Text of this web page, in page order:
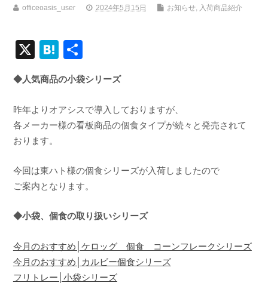
officeoasis_user 2024年5月15日 お知らせ, 入荷商品紹介
X
H
at
e
n
a
有
◆人気商品の小袋シリーズ
昨年よりオアシスで導入しておりますが、
各メーカー様の看板商品の個食タイプが続々と発売されて
おります。
今回は東ハト様の個食シリーズが入荷しましたので
ご案内となります。
◆小袋、個食の取り扱いシリーズ
今月のおすすめ│ケロッグ 個食 コーンフレークシリーズ
今月のおすすめ│カルビー個食シリーズ
フリトレー│小袋シリーズ